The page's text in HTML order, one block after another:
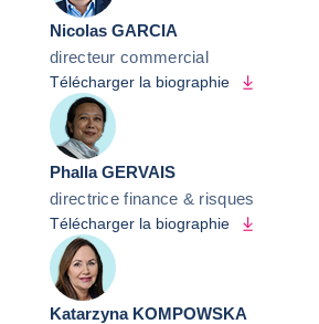
Nicolas GARCIA
directeur commercial
Télécharger la biographie
Phalla GERVAIS
directrice finance & risques
Télécharger la biographie
Katarzyna KOMPOWSKA